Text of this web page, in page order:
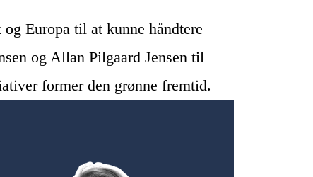
Europa til at kunne håndtere
og Allan Pilgaard Jensen til
former den grønne fremtid.